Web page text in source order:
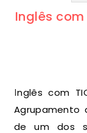
Inglês
Inglês com TICs e (re)toques na BE do 1º ciclo
de um dos